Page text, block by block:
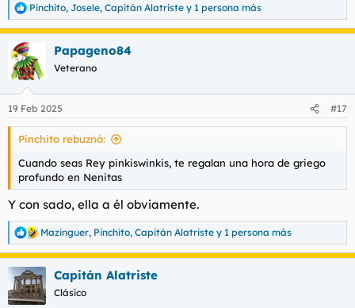
R
e
a
c
c
i
e
s
Pinchito, Josele, Capitán Alatriste y 1 persona más
Papageno84
Veterano
19 Feb 2025 #17
Pinchito rebuznó:
Cuando seas Rey pinkiswinkis, te regalan una hora de griego
profundo en Nenitas
Y con sado, ella a él obviamente.
R
e
a
c
c
i
Mazinguer, Pinchito, Capitán Alatriste y 1 persona más
Capitán Alatriste
Clásico